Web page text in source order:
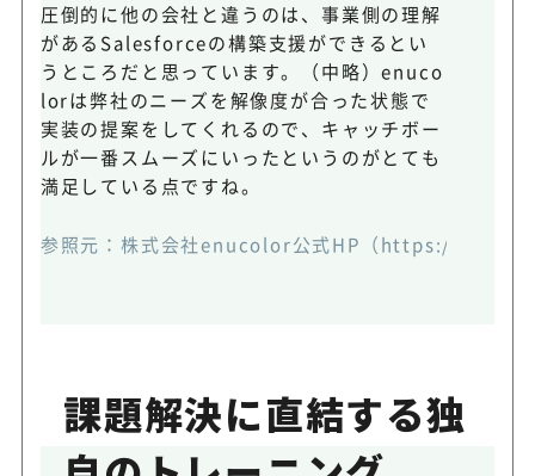
圧倒的に他の会社と違うのは、事業側の理解
があるSalesforceの構築支援ができるとい
うところだと思っています。（中略）enuco
lorは弊社のニーズを解像度が合った状態で
実装の提案をしてくれるので、キャッチボー
ルが一番スムーズにいったというのがとても
満足している点ですね。
参照元：株式会社enucolor公式HP（https://
課題解決に直結する独